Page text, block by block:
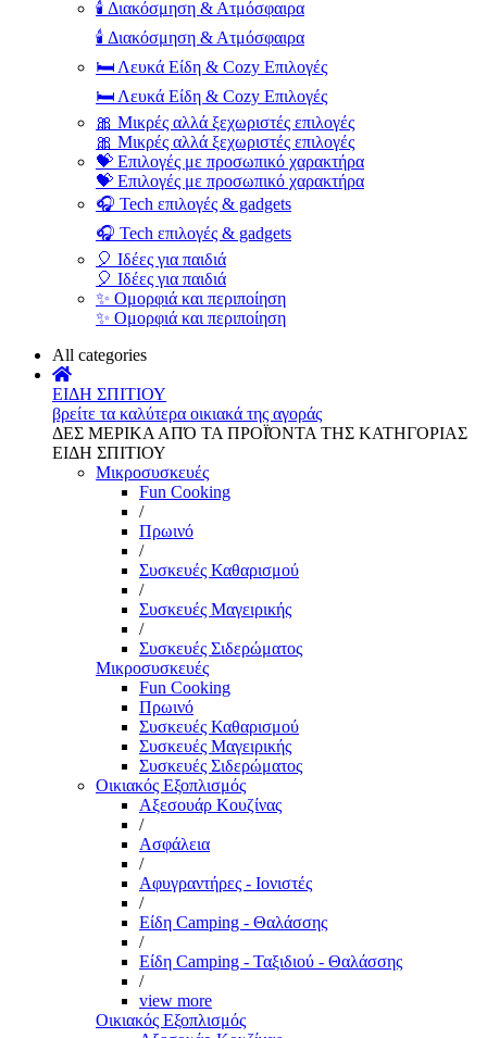
🕯️ Διακόσμηση & Ατμόσφαιρα
🕯️ Διακόσμηση & Ατμόσφαιρα
🛏️ Λευκά Είδη & Cozy Επιλογές
🛏️ Λευκά Είδη & Cozy Επιλογές
🎀 Μικρές αλλά ξεχωριστές επιλογές
🎀 Μικρές αλλά ξεχωριστές επιλογές
💝 Επιλογές με προσωπικό χαρακτήρα
💝 Επιλογές με προσωπικό χαρακτήρα
🎧 Tech επιλογές & gadgets
🎧 Tech επιλογές & gadgets
🎈 Ιδέες για παιδιά
🎈 Ιδέες για παιδιά
✨ Ομορφιά και περιποίηση
✨ Ομορφιά και περιποίηση
All categories
ΕΙΔΗ ΣΠΙΤΙΟΥ
βρείτε τα καλύτερα οικιακά της αγοράς
ΔΕΣ ΜΕΡΙΚΑ ΑΠΌ ΤΑ ΠΡΟΪΌΝΤΑ ΤΗΣ ΚΑΤΗΓΟΡΙΑΣ
ΕΙΔΗ ΣΠΙΤΙΟΥ
Μικροσυσκευές
Fun Cooking
/
Πρωινό
/
Συσκευές Καθαρισμού
/
Συσκευές Μαγειρικής
/
Συσκευές Σιδερώματος
Μικροσυσκευές
Fun Cooking
Πρωινό
Συσκευές Καθαρισμού
Συσκευές Μαγειρικής
Συσκευές Σιδερώματος
Οικιακός Εξοπλισμός
Αξεσουάρ Κουζίνας
/
Ασφάλεια
/
Αφυγραντήρες - Ιονιστές
/
Είδη Camping - Θαλάσσης
/
Είδη Camping - Ταξιδιού - Θαλάσσης
/
view more
Οικιακός Εξοπλισμός